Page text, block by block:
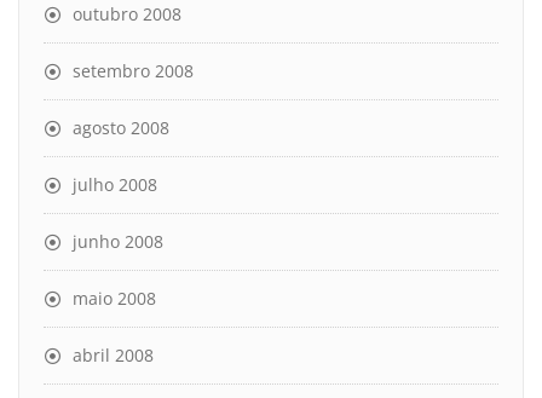
outubro 2008
setembro 2008
agosto 2008
julho 2008
junho 2008
maio 2008
abril 2008